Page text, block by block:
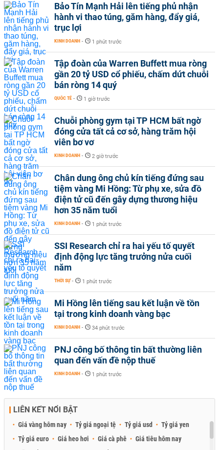
Bảo Tín Mạnh Hải lên tiếng phủ nhận
hành vi thao túng, găm hàng, đẩy giá,
trục lợi
KINH DOANH - 1 phút trước
Tập đoàn của Warren Buffett mua ròng
gần 20 tỷ USD cổ phiếu, chấm dứt chuỗi
bán ròng 14 quý
QUỐC TẾ - 1 giờ trước
Chuỗi phòng gym tại TP HCM bất ngờ
đóng cửa tất cả cơ sở, hàng trăm hội
viên bơ vơ
KINH DOANH - 2 giờ trước
Chân dung ông chủ kín tiếng đứng sau
tiệm vàng Mi Hồng: Từ phụ xe, sửa đồ
điện tử cũ đến gây dựng thương hiệu
hơn 35 năm tuổi
KINH DOANH - 1 phút trước
SSI Research chỉ ra hai yếu tố quyết
định động lực tăng trưởng nửa cuối
năm
THỜI SỰ - 1 phút trước
Mi Hồng lên tiếng sau kết luận về tồn
tại trong kinh doanh vàng bạc
KINH DOANH - 34 phút trước
PNJ công bố thông tin bất thường liên
quan đến vấn đề nộp thuế
KINH DOANH - 1 phút trước
LIÊN KẾT NỔI BẬT
Giá vàng hôm nay Tỷ giá ngoại tệ Tỷ giá usd
Tỷ giá yen
Tỷ giá euro
Giá heo hơi Giá cà phê
Giá tiêu hôm nay